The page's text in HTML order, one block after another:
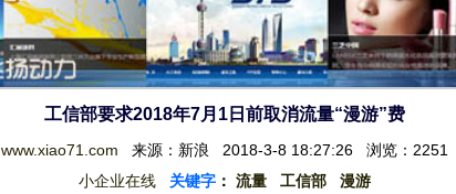
工信部要求2018年7月1日前取消流量“漫游”费
www.xiao71.com 来源：新浪 2018-3-8 18:27:26 浏览：2251
小企业在线
关键字 ： 流量 工信部 漫游